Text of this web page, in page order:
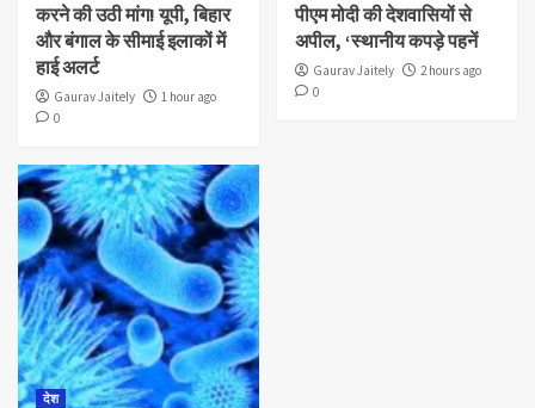
करने की उठी मांग! यूपी, बिहार
और बंगाल के सीमाई इलाकों में
हाई अलर्ट
Gaurav Jaitely
1 hour ago
0
पीएम मोदी की देशवासियों से
अपील, ‘स्थानीय कपड़े पहनें
Gaurav Jaitely
2 hours ago
0
देश